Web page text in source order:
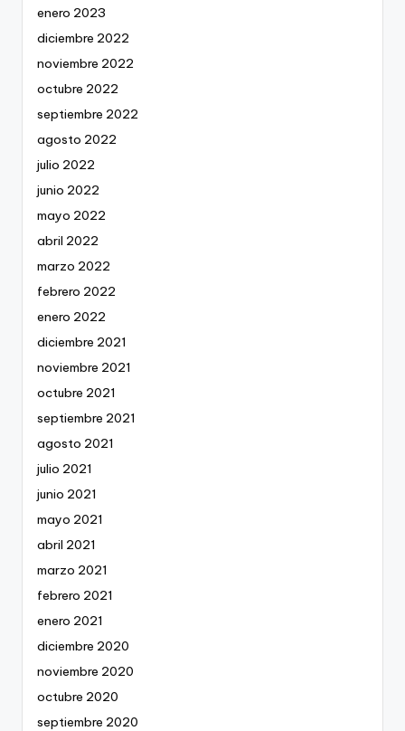
enero 2023
diciembre 2022
noviembre 2022
octubre 2022
septiembre 2022
agosto 2022
julio 2022
junio 2022
mayo 2022
abril 2022
marzo 2022
febrero 2022
enero 2022
diciembre 2021
noviembre 2021
octubre 2021
septiembre 2021
agosto 2021
julio 2021
junio 2021
mayo 2021
abril 2021
marzo 2021
febrero 2021
enero 2021
diciembre 2020
noviembre 2020
octubre 2020
septiembre 2020